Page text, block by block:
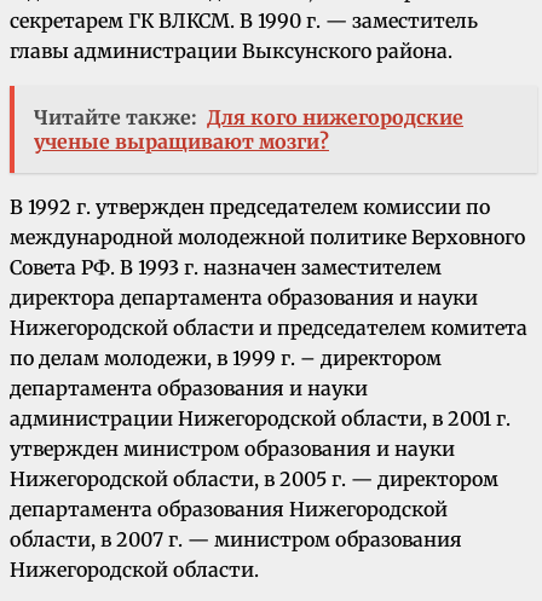
секретарем ГК ВЛКСМ. В 1990 г. — заместитель
главы администрации Выксунского района.
Читайте также: Для кого нижегородские
ученые выращивают мозги?
В 1992 г. утвержден председателем комиссии по
международной молодежной политике Верховного
Совета РФ. В 1993 г. назначен заместителем
директора департамента образования и науки
Нижегородской области и председателем комитета
по делам молодежи, в 1999 г. – директором
департамента образования и науки
администрации Нижегородской области, в 2001 г.
утвержден министром образования и науки
Нижегородской области, в 2005 г. — директором
департамента образования Нижегородской
области, в 2007 г. — министром образования
Нижегородской области.